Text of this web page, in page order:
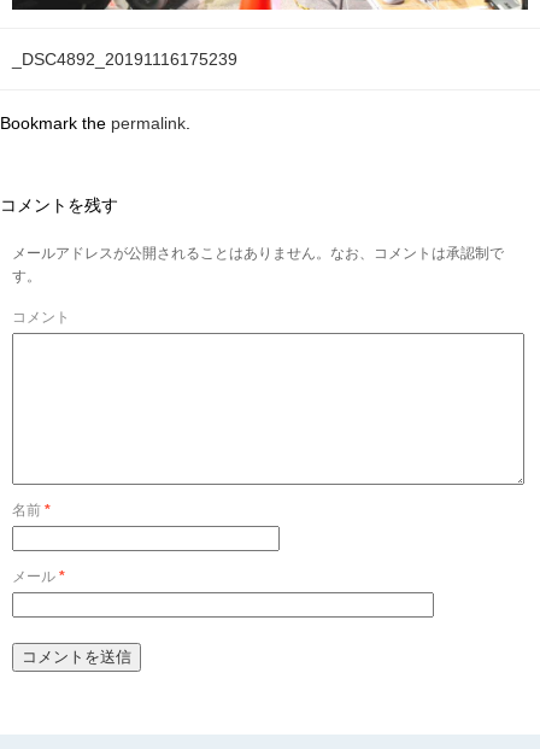
_DSC4892_20191116175239
Bookmark the permalink
コメントを残す
メールアドレスが公開されることはありません。なお、コメントは承認制で
す。
コメント
名前 *
メール *